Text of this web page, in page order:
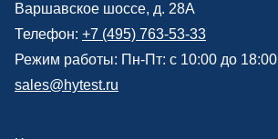
Варшавское шоссе, д. 28А
Телефон: +7 (495) 763-53-33
Режим работы: Пн-Пт: с 10:00 до 18:00
sales@hytest.ru